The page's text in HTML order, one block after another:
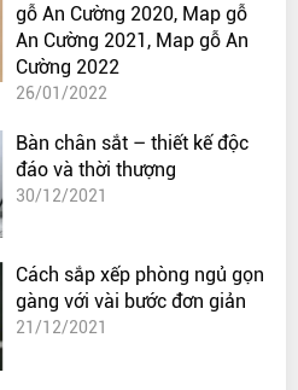
gỗ An Cường 2020, Map gỗ
An Cường 2021, Map gỗ An
Cường 2022
26/01/2022
Bàn chân sắt – thiết kế độc
đáo và thời thượng
30/12/2021
Cách sắp xếp phòng ngủ gọn
gàng với vài bước đơn giản
21/12/2021